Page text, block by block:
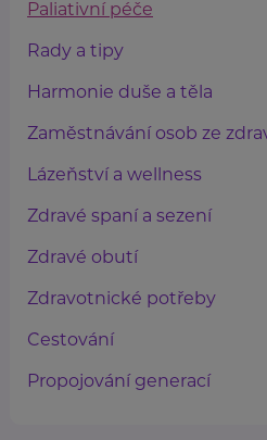
Paliativní péče
Rady a tipy
Harmonie duše a těla
Zaměstnávání osob ze
Lázeňství a wellness
Zdravé spaní a sezení
Zdravé obutí
Zdravotnické potřeby
Cestování
Propojování generací